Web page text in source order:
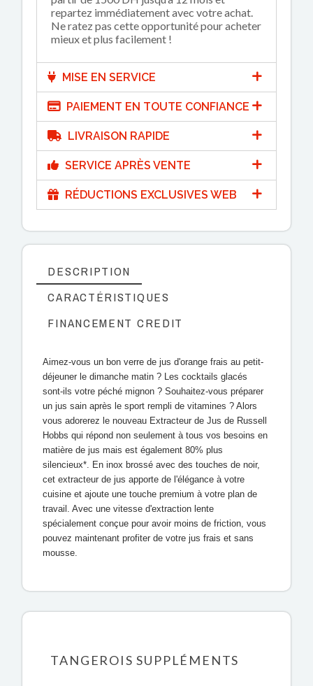
repartez immédiatement avec votre achat.
Ne ratez pas cette opportunité pour acheter
mieux et plus facilement !
MISE EN SERVICE
PAIEMENT EN TOUTE CONFIANCE
LIVRAISON RAPIDE
SERVICE APRÈS VENTE
RÉDUCTIONS EXCLUSIVES WEB
DESCRIPTION
CARACTÉRISTIQUES
FINANCEMENT CREDIT
Aimez-vous un bon verre de jus d'orange frais au petit-
déjeuner le dimanche matin ? Les cocktails glacés
sont-ils votre péché mignon ? Souhaitez-vous préparer
un jus sain après le sport rempli de vitamines ? Alors
vous adorerez le nouveau Extracteur de Jus de Russell
Hobbs qui répond non seulement à tous vos besoins en
matière de jus mais est également 80% plus
silencieux*. En inox brossé avec des touches de noir,
cet extracteur de jus apporte de l'élégance à votre
cuisine et ajoute une touche premium à votre plan de
travail. Avec une vitesse d'extraction lente
spécialement conçue pour avoir moins de friction, vous
pouvez maintenant profiter de votre jus frais et sans
mousse.
TANGEROIS SUPPLÉMENTS